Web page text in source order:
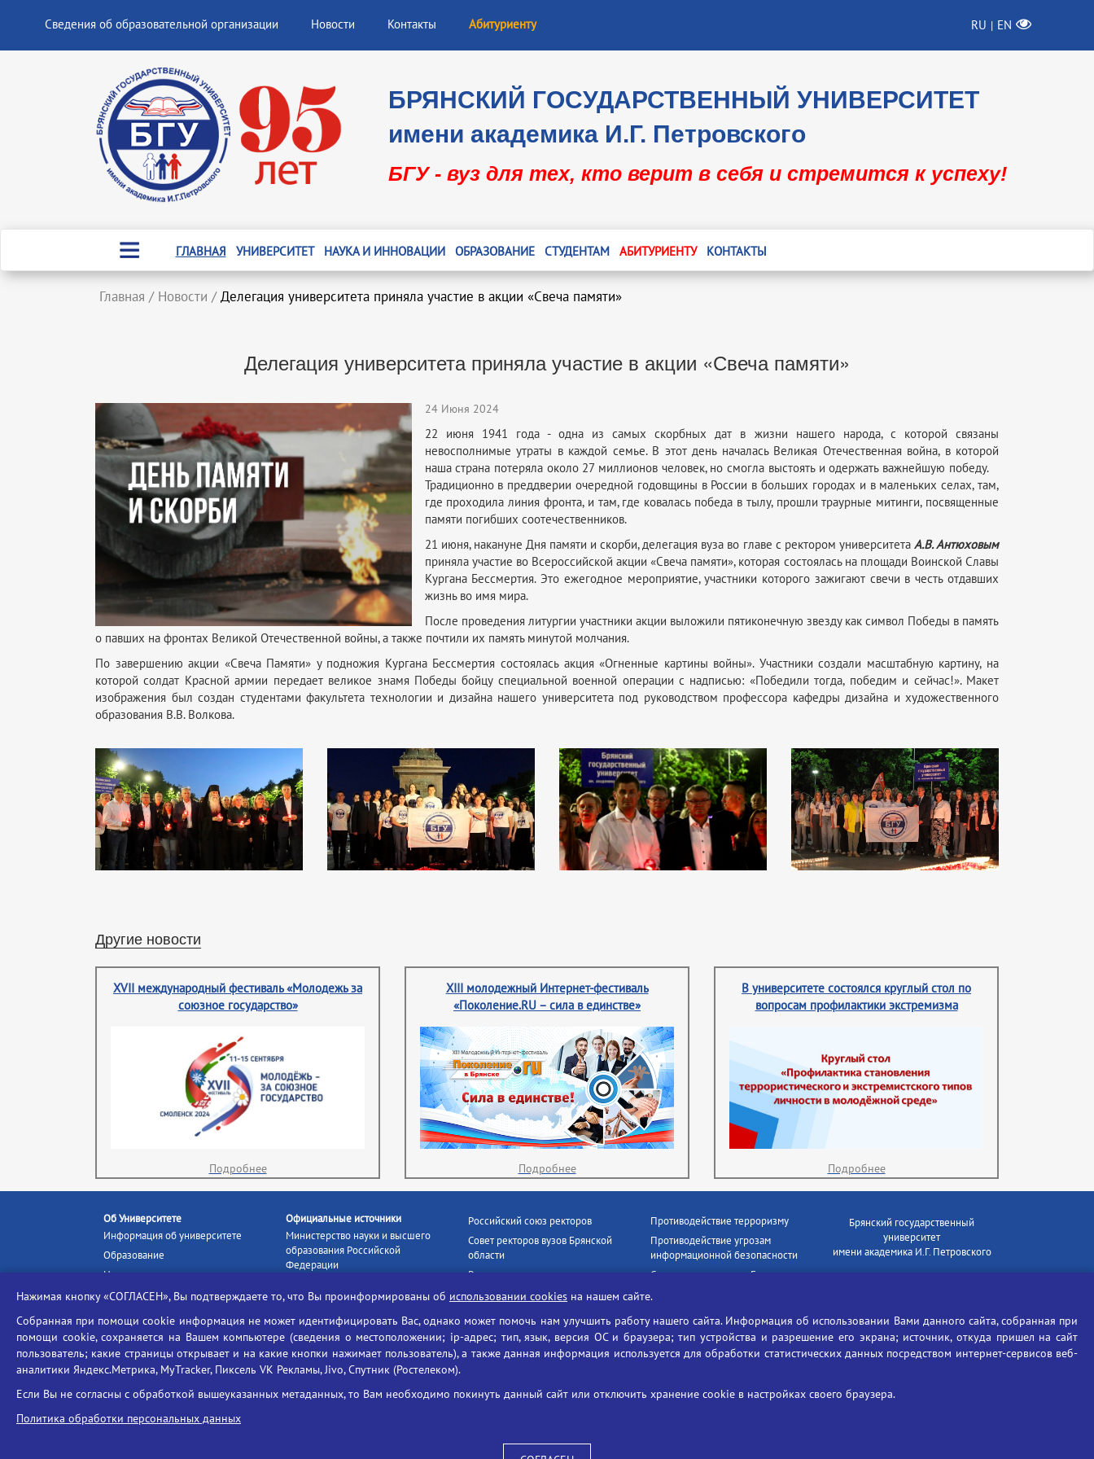
Сведения об образовательной организации Новости Контакты Абитуриенту RU | EN
БРЯНСКИЙ ГОСУДАРСТВЕННЫЙ УНИВЕРСИТЕТ
имени академика И.Г. Петровского
БГУ - вуз для тех, кто верит в себя и стремится к успеху!
ГЛАВНАЯ УНИВЕРСИТЕТ НАУКА И ИННОВАЦИИ ОБРАЗОВАНИЕ СТУДЕНТАМ АБИТУРИЕНТУ КОНТАКТЫ
Главная / Новости / Делегация университета приняла участие в акции «Свеча памяти»
Делегация университета приняла участие в акции «Свеча памяти»
24 Июня 2024
22 июня 1941 года - одна из самых скорбных дат в жизни нашего народа, с которой связаны
невосполнимые утраты в каждой семье. В этот день началась Великая Отечественная война, в которой
наша страна потеряла около 27 миллионов человек, но смогла выстоять и одержать важнейшую победу.
Традиционно в преддверии очередной годовщины в России в больших городах и в маленьких селах, там,
где проходила линия фронта, и там, где ковалась победа в тылу, прошли траурные митинги, посвященные
памяти погибших соотечественников.
21 июня, накануне Дня памяти и скорби, делегация вуза во главе с ректором университета А.В. Антюховым
приняла участие во Всероссийской акции «Свеча памяти», которая состоялась на площади Воинской Славы
Кургана Бессмертия. Это ежегодное мероприятие, участники которого зажигают свечи в честь отдавших
жизнь во имя мира.
После проведения литургии участники акции выложили пятиконечную звезду как символ Победы в память
о павших на фронтах Великой Отечественной войны, а также почтили их память минутой молчания.
По завершению акции «Свеча Памяти» у подножия Кургана Бессмертия состоялась акция «Огненные картины войны». Участники создали масштабную картину, на
которой солдат Красной армии передает великое знамя Победы бойцу специальной военной операции с надписью: «Победили тогда, победим и сейчас!». Макет
изображения был создан студентами факультета технологии и дизайна нашего университета под руководством профессора кафедры дизайна и художественного
образования В.В. Волкова.
Другие новости
XVII международный фестиваль «Молодежь за
союзное государство»
Подробнее
XIII молодежный Интернет-фестиваль
«Поколение.RU – сила в единстве»
Подробнее
В университете состоялся круглый стол по
вопросам профилактики экстремизма
Подробнее
Об Университете
Информация об университете
Образование
Наука и инновации
Абитуриенту
Ассоциация выпускников
Центр тестирования
иностранных граждан
Конкурс на замещение
должностей научно-
педагогических работников
Официальные источники
Министерство науки и высшего
образования Российской
Федерации
Портал «Российское
образование»
Единое окно информационных
ресурсов
Единая коллекция цифровых
образовательных ресурсов
Российский союз ректоров
Совет ректоров вузов Брянской
области
Росстудцентр
Наши партнёры
Портал «Русский язык»
Учительская газета
Единый портал государственных
Противодействие терроризму
Противодействие угрозам
информационной безопасности
Социальные ролики - Генеральная
БГУ против наркотиков
Брянский государственный
университет
имени академика И.Г. Петровского
Телефон: +7(4832)58-90-85
Нажимая кнопку «СОГЛАСЕН», Вы подтверждаете то, что Вы проинформированы об использовании cookies на нашем сайте.
Собранная при помощи cookie информация не может идентифицировать Вас, однако может помочь нам улучшить работу нашего сайта. Информация об использовании Вами данного сайта, собранная при
помощи cookie, сохраняется на Вашем компьютере (сведения о местоположении; ip-адрес; тип, язык, версия ОС и браузера; тип устройства и разрешение его экрана; источник, откуда пришел на сайт
пользователь; какие страницы открывает и на какие кнопки нажимает пользователь), а также данная информация используется для обработки статистических данных посредством интернет-сервисов веб-
аналитики Яндекс.Метрика, MyTracker, Пиксель VK Рекламы, Jivo, Спутник (Ростелеком).
Если Вы не согласны с обработкой вышеуказанных метаданных, то Вам необходимо покинуть данный сайт или отключить хранение cookie в настройках своего браузера.
Политика обработки персональных данных